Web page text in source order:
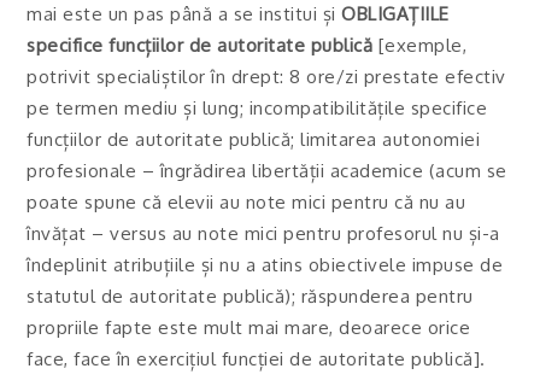
mai este un pas până a se institui șiOBLIGAȚIILE
specifice funcțiilor de autoritate publică [exemple,
potrivit specialiștilor în drept: 8 ore/zi prestate efectiv
pe termen mediu și lung; incompatibilitățile specifice
funcțiilor de autoritate publică; limitarea autonomiei
profesionale – îngrădirea libertății academice (acum se
poate spune că elevii au note mici pentru că nu au
învățat – versus au note mici pentru profesorul nu și-a
îndeplinit atribuțiile și nu a atins obiectivele impuse de
statutul de autoritate publică); răspunderea pentru
propriile fapte este mult mai mare, deoarece orice
face, face în exercițiul funcției de autoritate publică].